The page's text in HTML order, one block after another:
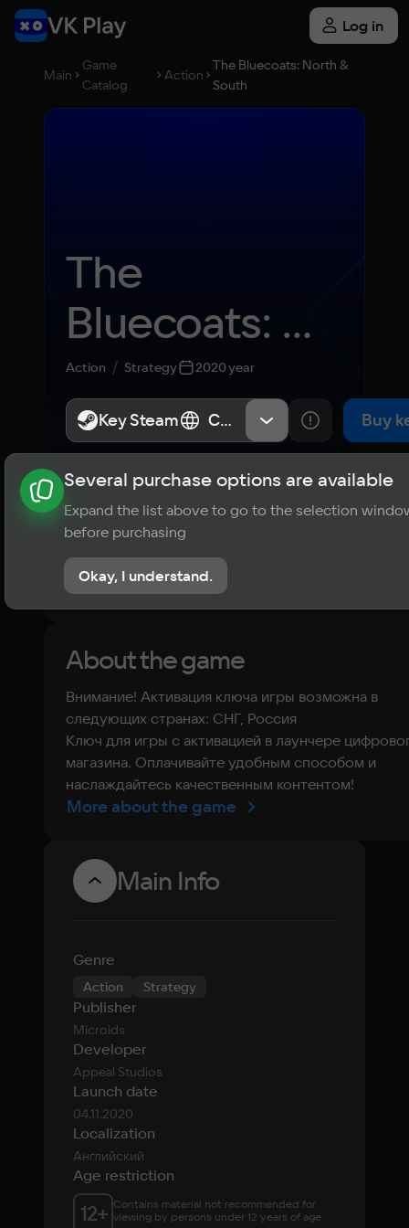
Log in
Main
Game
Catalog
Action
The Bluecoats: North &
South
The
Bluecoats:
North &
South
Action Strategy 2020 year
Key Steam СНГ, Россия Buy
About the game News Requirements
? Player ratings
No reviews
About the game
Внимание! Активация ключа игры возможна в
следующих странах: СНГ, Россия
Ключ для игры с активацией в лаунчере
магазина. Оплачивайте удобным способом и
наслаждайтесь качественным контентом!
More about the game
Main Info
Genre
Action Strategy
Publisher
Microids
Developer
Appeal Studios
Launch date
04.11.2020
Localization
Английский
Age restriction
12+ Contains material not recommended for
viewing by persons under 12 years of age
Key Steam СНГ, Россия
Several purchase options are available
Expand the list above to go to the selection
before purchasing
Okay, I understand.